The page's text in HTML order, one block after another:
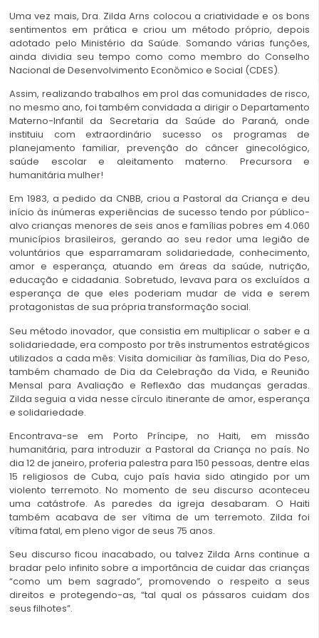
Uma vez mais, Dra. Zilda Arns colocou a criatividade e os bons
sentimentos em prática e criou um método próprio, depois
adotado pelo Ministério da Saúde. Somando várias funções,
ainda dividia seu tempo como como membro do Conselho
Nacional de Desenvolvimento Econômico e Social (CDES).
Assim, realizando trabalhos em prol das comunidades de risco,
no mesmo ano, foi também convidada a dirigir o Departamento
Materno-Infantil da Secretaria da Saúde do Paraná, onde
instituiu com extraordinário sucesso os programas de
planejamento familiar, prevenção do câncer ginecológico,
saúde escolar e aleitamento materno. Precursora e
humanitária mulher!
Em 1983, a pedido da CNBB, criou a Pastoral da Criança e deu
início às inúmeras experiências de sucesso tendo por público-
alvo crianças menores de seis anos e famílias pobres em 4.060
municípios brasileiros, gerando ao seu redor uma legião de
voluntários que esparramaram solidariedade, conhecimento,
amor e esperança, atuando em áreas da saúde, nutrição,
educação e cidadania. Sobretudo, levava para os excluídos a
esperança de que eles poderiam mudar de vida e serem
protagonistas de sua própria transformação social.
Seu método inovador, que consistia em multiplicar o saber e a
solidariedade, era composto por três instrumentos estratégicos
utilizados a cada mês: Visita domiciliar às famílias, Dia do Peso,
também chamado de Dia da Celebração da Vida, e Reunião
Mensal para Avaliação e Reflexão das mudanças geradas.
Zilda seguia a vida nesse círculo itinerante de amor, esperança
e solidariedade.
Encontrava-se em Porto Príncipe, no Haiti, em missão
humanitária, para introduzir a Pastoral da Criança no país. No
dia 12 de janeiro, proferia palestra para 150 pessoas, dentre elas
15 religiosos de Cuba, cujo país havia sido atingido por um
violento terremoto. No momento de seu discurso aconteceu
uma catástrofe. As paredes da igreja desabaram. O Haiti
também acabava de ser vítima de um terremoto. Zilda foi
vítima fatal, em pleno vigor de seus 75 anos.
Seu discurso ficou inacabado, ou talvez Zilda Arns continue a
bradar pelo infinito sobre a importância de cuidar das crianças
“como um bem sagrado”, promovendo o respeito a seus
direitos e protegendo-as, “tal qual os pássaros cuidam dos
seus filhotes”.